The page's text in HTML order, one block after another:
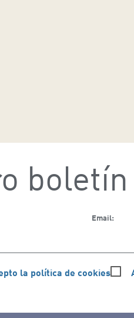
boletín
Email:
la política de cookies